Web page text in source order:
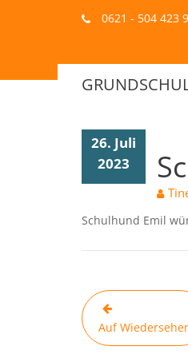
0621 - 504 423
Blog
26. Juli
2023
Schulhund Emil
Auf